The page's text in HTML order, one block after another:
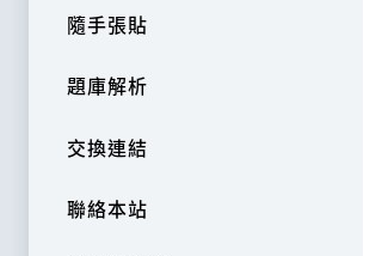
隨手張貼
題庫解析
交換連結
聯絡本站